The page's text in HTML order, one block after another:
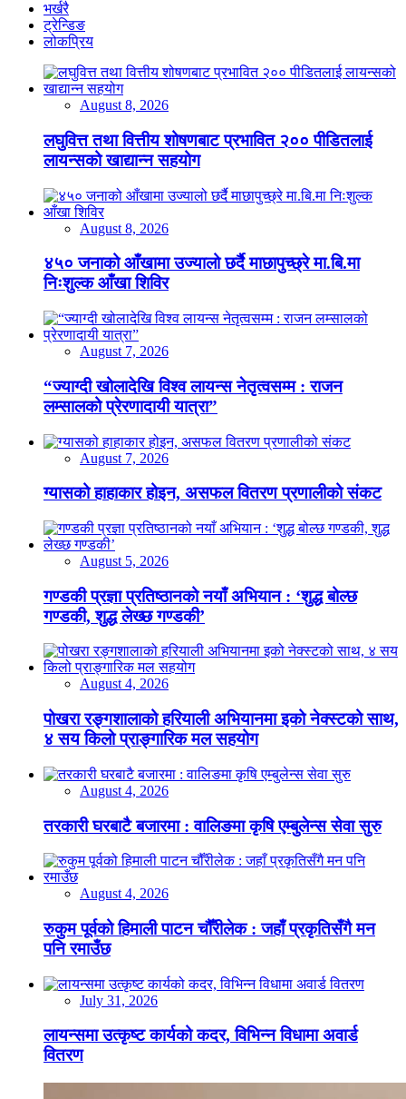
भर्खरै
ट्रेन्डिङ
लोकप्रिय
August 8, 2026
लघुवित्त तथा वित्तीय शोषणबाट प्रभावित २०० पीडितलाई
लायन्सको खाद्यान्न सहयोग
August 8, 2026
४५० जनाको आँखामा उज्यालो छर्दै माछापुच्छ्रे मा.बि.मा
निःशुल्क आँखा शिविर
August 7, 2026
“ज्याग्दी खोलादेखि विश्व लायन्स नेतृत्वसम्म : राजन
लम्सालको प्रेरणादायी यात्रा”
August 7, 2026
ग्यासको हाहाकार होइन, असफल वितरण प्रणालीको संकट
August 5, 2026
गण्डकी प्रज्ञा प्रतिष्ठानको नयाँ अभियान : ‘शुद्ध बोल्छ
गण्डकी, शुद्ध लेख्छ गण्डकी’
August 4, 2026
पोखरा रङ्गशालाको हरियाली अभियानमा इको नेक्स्टको साथ,
४ सय किलो प्राङ्गारिक मल सहयोग
August 4, 2026
तरकारी घरबाटै बजारमा : वालिङमा कृषि एम्बुलेन्स सेवा सुरु
August 4, 2026
रुकुम पूर्वको हिमाली पाटन चौँरीलेक : जहाँ प्रकृतिसँगै मन
पनि रमाउँछ
July 31, 2026
लायन्समा उत्कृष्ट कार्यको कदर, विभिन्न विधामा अवार्ड
वितरण